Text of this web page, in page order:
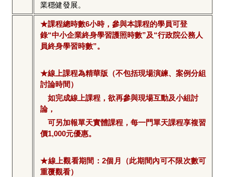
業穩健發展。
★課程總時數6小時，參與本課程的學員可登
錄“中小企業終身學習護照時數”及“行政院公務人
員終身學習時數”。
★線上課程為精華版（不包括現場演練、案例分組
討論時間）
如完成線上課程，欲再參與現場互動及小組討
論，
可另加報單天實體課程，每一門單天課程享複習
價1,000元優惠。
★線上觀看期間：2個月（此期間內可不限次數可
重覆觀看）